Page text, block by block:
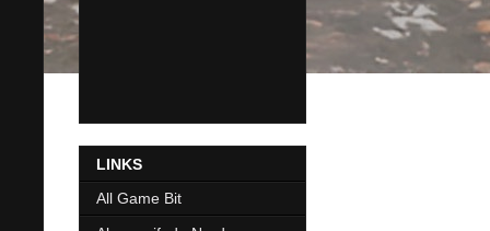
LINKS
All Game Bit